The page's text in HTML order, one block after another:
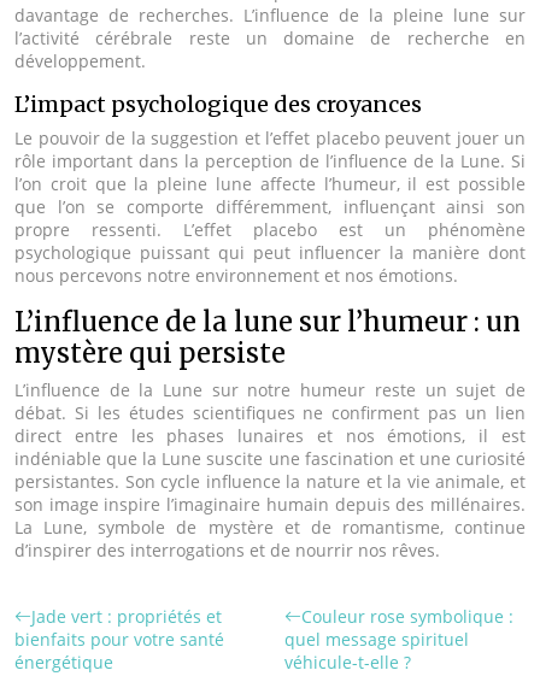
davantage de recherches. L’influence de la pleine lune sur
l’activité cérébrale reste un domaine de recherche en
développement.
L’impact psychologique des croyances
Le pouvoir de la suggestion et l’effet placebo peuvent jouer un
rôle important dans la perception de l’influence de la Lune. Si
l’on croit que la pleine lune affecte l’humeur, il est possible
que l’on se comporte différemment, influençant ainsi son
propre ressenti. L’effet placebo est un phénomène
psychologique puissant qui peut influencer la manière dont
nous percevons notre environnement et nos émotions.
L’influence de la lune sur l’humeur : un
mystère qui persiste
L’influence de la Lune sur notre humeur reste un sujet de
débat. Si les études scientifiques ne confirment pas un lien
direct entre les phases lunaires et nos émotions, il est
indéniable que la Lune suscite une fascination et une curiosité
persistantes. Son cycle influence la nature et la vie animale, et
son image inspire l’imaginaire humain depuis des millénaires.
La Lune, symbole de mystère et de romantisme, continue
d’inspirer des interrogations et de nourrir nos rêves.
Jade vert : propriétés et
bienfaits pour votre santé
énergétique
Couleur rose symbolique :
quel message spirituel
véhicule-t-elle ?